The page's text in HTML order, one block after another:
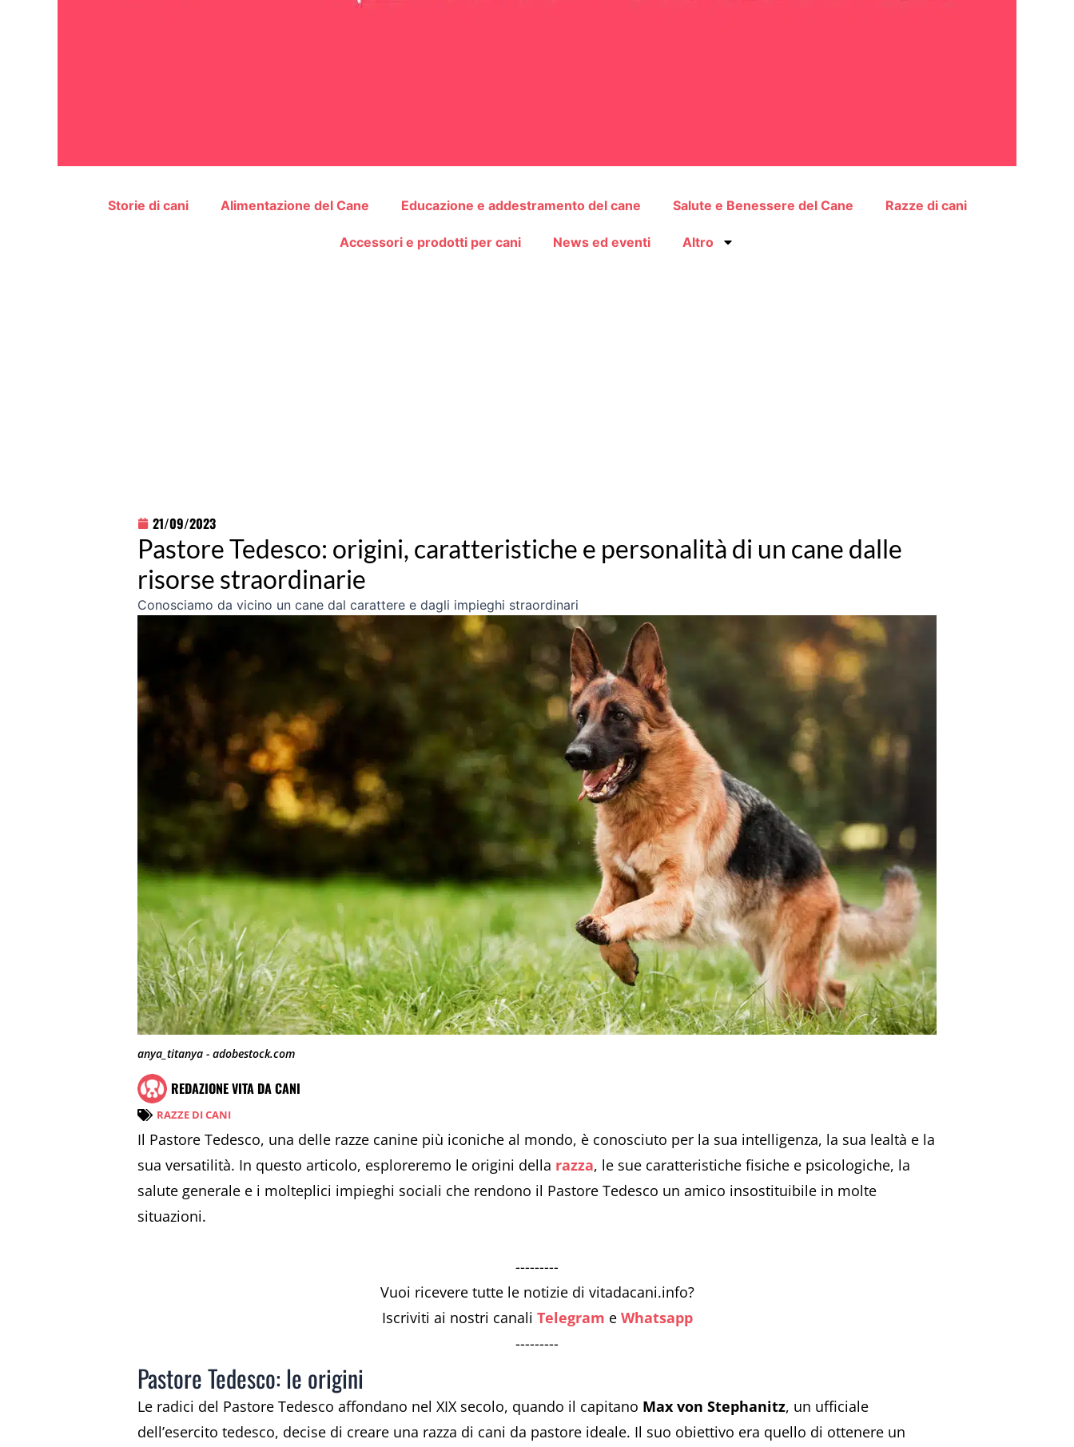
Storie di cani Alimentazione del Cane Educazione e addestramento del cane Salute e Benessere del Cane Razze di cani
Accessori e prodotti per cani News ed eventi Altro
21/09/2023
Pastore Tedesco: origini, caratteristiche e personalità di un cane dalle
risorse straordinarie
Conosciamo da vicino un cane dal carattere e dagli impieghi straordinari
anya_titanya - adobestock.com
REDAZIONE VITA DA CANI
RAZZE DI CANI
Il Pastore Tedesco, una delle razze canine più iconiche al mondo, è conosciuto per la sua intelligenza, la sua lealtà e la
sua versatilità. In questo articolo, esploreremo le origini della razza, le sue caratteristiche fisiche e psicologiche, la
salute generale e i molteplici impieghi sociali che rendono il Pastore Tedesco un amico insostituibile in molte
situazioni.
---------
Vuoi ricevere tutte le notizie di vitadacani.info?
Iscriviti ai nostri canali Telegram e Whatsapp
---------
Pastore Tedesco: le origini
Le radici del Pastore Tedesco affondano nel XIX secolo, quando il capitano Max von Stephanitz, un ufficiale
dell’esercito tedesco, decise di creare una razza di cani da pastore ideale. Il suo obiettivo era quello di ottenere un